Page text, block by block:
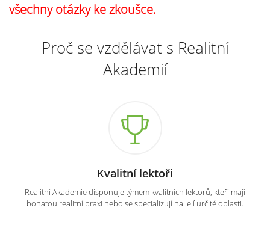
všechny otázky ke zkoušce.
Proč se vzdělávat s Realitní
Akademií
Kvalitní lektoři
Realitní Akademie disponuje týmem kvalitních lektorů, kteří mají
bohatou realitní praxi nebo se specializují na její určité oblasti.